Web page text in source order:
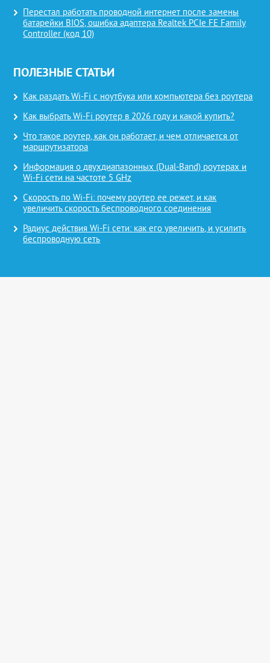
Перестал работать проводной интернет после замены
батарейки BIOS, ошибка адаптера Realtek PCIe FE Family
Controller (код 10)
ПОЛЕЗНЫЕ СТАТЬИ
Как раздать Wi-Fi с ноутбука или компьютера без роутера
Как выбрать Wi-Fi роутер в 2026 году и какой купить?
Что такое роутер, как он работает, и чем отличается от
маршрутизатора
Информация о двухдиапазонных (Dual-Band) роутерах и
Wi-Fi сети на частоте 5 GHz
Скорость по Wi-Fi: почему роутер ее режет, и как
увеличить скорость беспроводного соединения
Радиус действия Wi-Fi сети: как его увеличить, и усилить
беспроводную сеть